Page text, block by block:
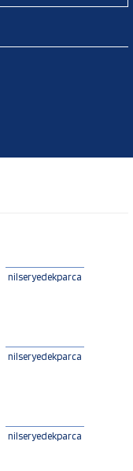
nilseryedekparca
nilseryedekparca
nilseryedekparca